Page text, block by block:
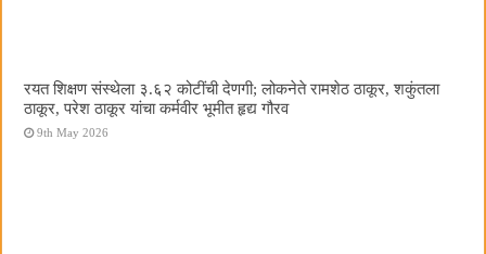
रयत शिक्षण संस्थेला ३.६२ कोटींची देणगी; लोकनेते रामशेठ ठाकूर, शकुंतला
ठाकूर, परेश ठाकूर यांचा कर्मवीर भूमीत हृद्य गौरव
9th May 2026